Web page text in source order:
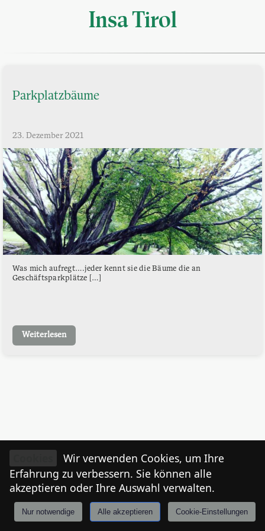
Insa Tirol
Parkplatzbäume
23. Dezember 2021
Was mich aufregt….jeder kennt sie die Bäume die an
Geschäftsparkplätze […]
Weiterlesen
Anmelden Tiroler
Wir verwenden Cookies, um Ihre
Erfahrung zu verbessern. Sie können alle
akzeptieren oder Ihre Auswahl verwalten.
Nur notwendige Alle akzeptieren Cookie-Einstellungen